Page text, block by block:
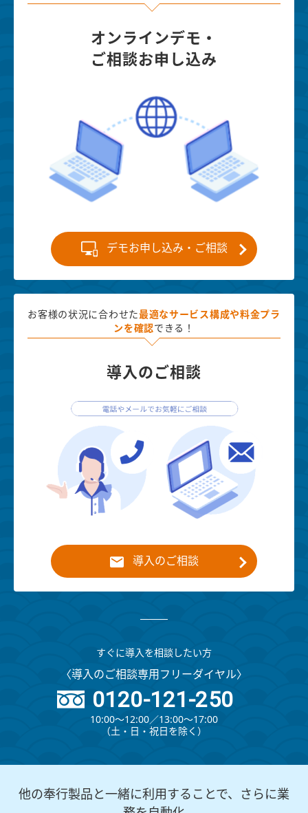
オンラインデモ・
ご相談お申し込み
デモお申し込み・ご相談
お客様の状況に合わせた最適なサービス構成や料金プラ
ンを確認できる！
導入のご相談
導入のご相談
すぐに導入を相談したい方
〈導入のご相談専用フリーダイヤル〉
0120-121-250
10:00～12:00∕13:00～17:00
（⼟・⽇・祝⽇を除く）
他の奉行製品と一緒に利用することで、さらに業